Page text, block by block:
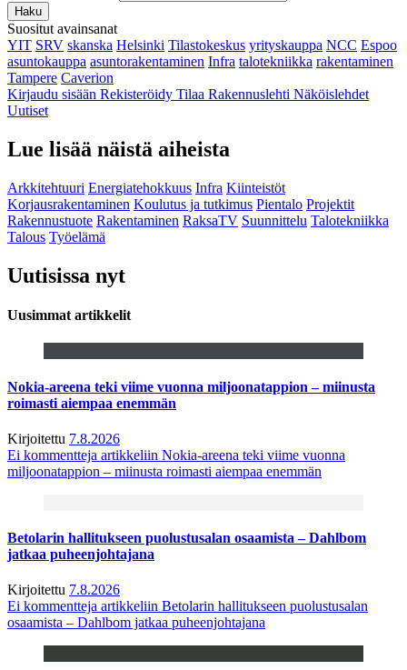
Haku
Suositut avainsanat
YIT SRV skanska Helsinki Tilastokeskus yrityskauppa NCC Espoo
asuntokauppa asuntorakentaminen Infra talotekniikka rakentaminen
Tampere Caverion
Kirjaudu sisään Rekisteröidy Tilaa Rakennuslehti Näköislehdet
Uutiset
Lue lisää näistä aiheista
Arkkitehtuuri Energiatehokkuus Infra Kiinteistöt
Korjausrakentaminen Koulutus ja tutkimus Pientalo Projektit
Rakennustuote Rakentaminen RaksaTV Suunnittelu Talotekniikka
Talous Työelämä
Uutisissa nyt
Uusimmat artikkelit
Nokia-areena teki viime vuonna miljoonatappion – miinusta
roimasti aiempaa enemmän
Kirjoitettu 7.8.2026
Ei kommentteja artikkeliin Nokia-areena teki viime vuonna
miljoonatappion – miinusta roimasti aiempaa enemmän
Betolarin hallitukseen puolustusalan osaamista – Dahlbom
jatkaa puheenjohtajana
Kirjoitettu 7.8.2026
Ei kommentteja artikkeliin Betolarin hallitukseen puolustusalan
osaamista – Dahlbom jatkaa puheenjohtajana